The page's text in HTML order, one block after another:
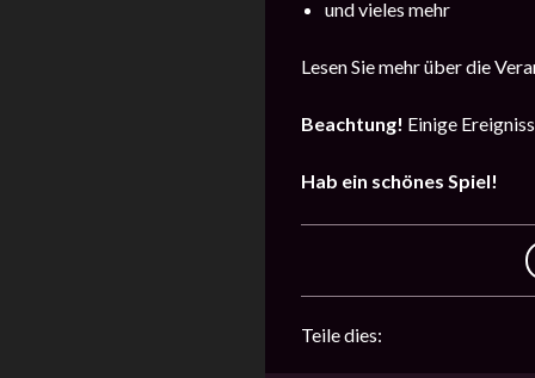
und vieles mehr
Lesen Sie mehr über die
Beachtung! Einige
Hab ein schönes Spiel!
Teile dies: